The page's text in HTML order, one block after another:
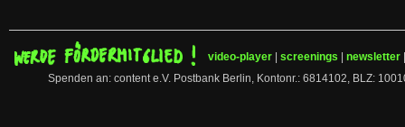
video-player screenings newsletter
Spenden an: content e.V. Postbank Berlin, Kontonr.: 6814102, BLZ: